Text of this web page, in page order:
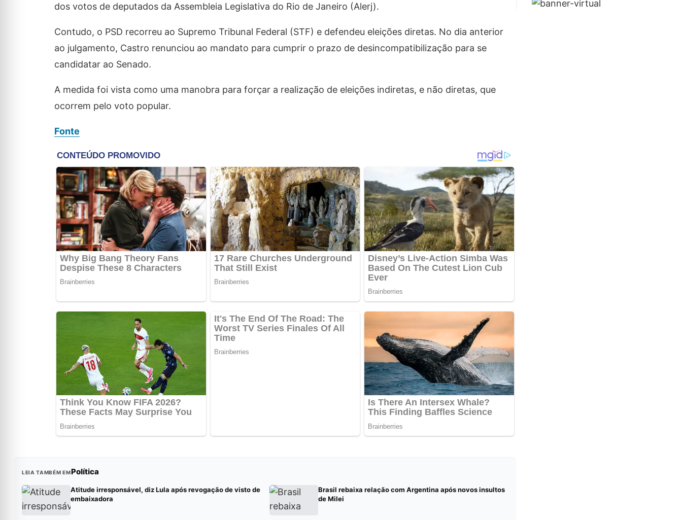
dos votos de deputados da Assembleia Legislativa do Rio de Janeiro (Alerj).
Contudo, o PSD recorreu ao Supremo Tribunal Federal (STF) e defendeu eleições diretas. No dia anterior
ao julgamento, Castro renunciou ao mandato para cumprir o prazo de desincompatibilização para se
candidatar ao Senado.
A medida foi vista como uma manobra para forçar a realização de eleições indiretas, e não diretas, que
ocorrem pelo voto popular.
Fonte
LEIA TAMBÉM EMPolítica
Atitude irresponsável, diz Lula após revogação de visto de
embaixadora
Brasil rebaixa relação com Argentina após novos insultos
de Milei